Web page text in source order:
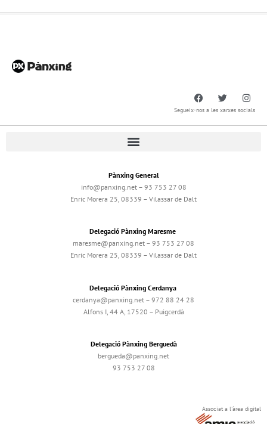
Segueix-nos a les xarxes socials
Pànxing General
info@panxing.net – 93 753 27 08
Enric Morera 25, 08339 – Vilassar de Dalt
Delegació Pànxing Maresme
maresme@panxing.net – 93 753 27 08
Enric Morera 25, 08339 – Vilassar de Dalt
Delegació Pànxing Cerdanya
cerdanya@panxing.net – 972 88 24 28
Alfons I, 44 A, 17520 – Puigcerdà
Delegació Pànxing Berguedà
bergueda@panxing.net
93 753 27 08
Associat a l'àrea digital